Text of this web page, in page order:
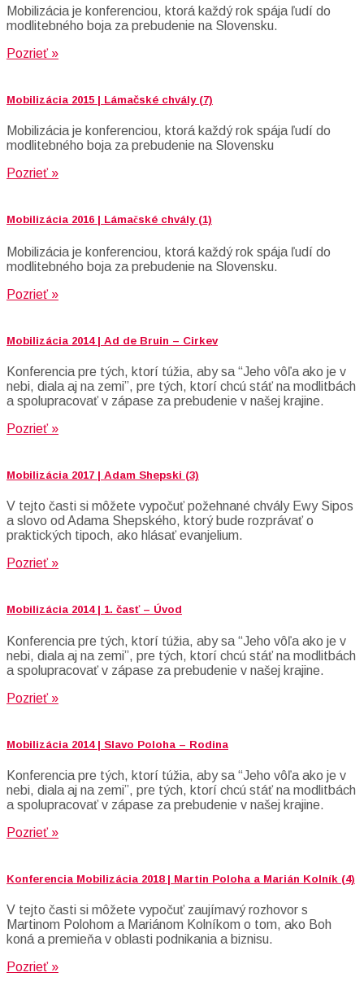
Mobilizácia je konferenciou, ktorá každý rok spája ľudí do
modlitebného boja za prebudenie na Slovensku.
Pozrieť »
Mobilizácia 2015 | Lámačské chvály (7)
Mobilizácia je konferenciou, ktorá každý rok spája ľudí do
modlitebného boja za prebudenie na Slovensku
Pozrieť »
Mobilizácia 2016 | Lámačské chvály (1)
Mobilizácia je konferenciou, ktorá každý rok spája ľudí do
modlitebného boja za prebudenie na Slovensku.
Pozrieť »
Mobilizácia 2014 | Ad de Bruin – Cirkev
Konferencia pre tých, ktorí túžia, aby sa “Jeho vôľa ako je v
nebi, diala aj na zemi”, pre tých, ktorí chcú stáť na modlitbách
a spolupracovať v zápase za prebudenie v našej krajine.
Pozrieť »
Mobilizácia 2017 | Adam Shepski (3)
V tejto časti si môžete vypočuť požehnané chvály Ewy Sipos
a slovo od Adama Shepského, ktorý bude rozprávať o
praktických tipoch, ako hlásať evanjelium.
Pozrieť »
Mobilizácia 2014 | 1. časť – Úvod
Konferencia pre tých, ktorí túžia, aby sa “Jeho vôľa ako je v
nebi, diala aj na zemi”, pre tých, ktorí chcú stáť na modlitbách
a spolupracovať v zápase za prebudenie v našej krajine.
Pozrieť »
Mobilizácia 2014 | Slavo Poloha – Rodina
Konferencia pre tých, ktorí túžia, aby sa “Jeho vôľa ako je v
nebi, diala aj na zemi”, pre tých, ktorí chcú stáť na modlitbách
a spolupracovať v zápase za prebudenie v našej krajine.
Pozrieť »
Konferencia Mobilizácia 2018 | Martin Poloha a Marián Kolník (4)
V tejto časti si môžete vypočuť zaujímavý rozhovor s
Martinom Polohom a Mariánom Kolníkom o tom, ako Boh
koná a premieňa v oblasti podnikania a biznisu.
Pozrieť »